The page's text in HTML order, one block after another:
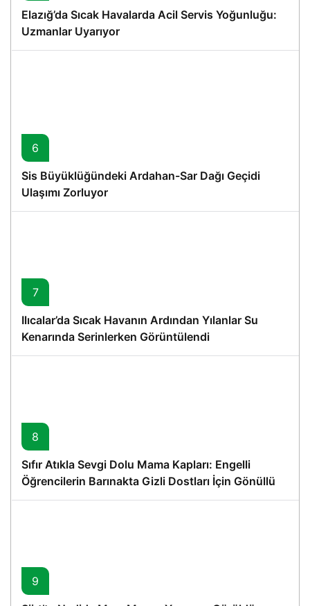
Elazığ’da Sıcak Havalarda Acil Servis Yoğunluğu:
Uzmanlar Uyarıyor
6
Sis Büyüklüğündeki Ardahan-Sar Dağı Geçidi
Ulaşımı Zorluyor
7
Ilıcalar’da Sıcak Havanın Ardından Yılanlar Su
Kenarında Serinlerken Görüntülendi
8
Sıfır Atıkla Sevgi Dolu Mama Kapları: Engelli
Öğrencilerin Barınakta Gizli Dostları İçin Gönüllü
Proje
9